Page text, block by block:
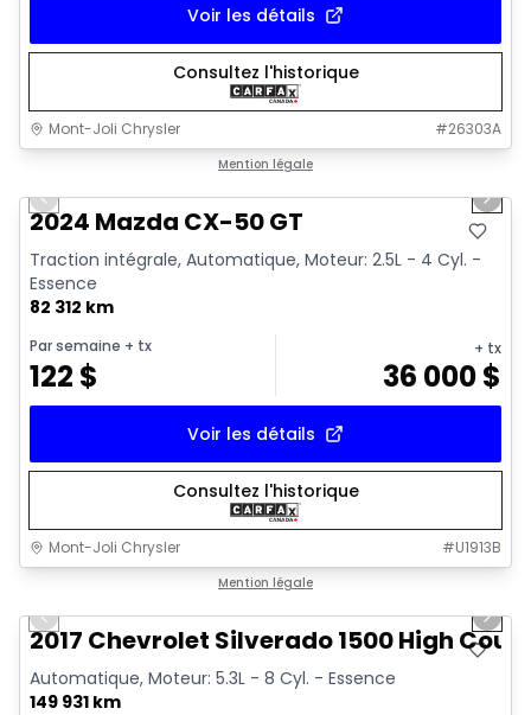
Voir les détails
Consultez l'historique
Mont-Joli Chrysler #26303A
Mention légale
Vidéo disponible
Previous slide Next
2024 Mazda CX-50 GT
Traction intégrale, Automatique, Moteur: 2.5L - 4 Cyl. -
Essence
82 312 km
Par semaine + tx
122 $
+ tx
36 000$
Voir les détails
Consultez l'historique
Mont-Joli Chrysler #U1913B
Mention légale
Vidéo disponible
Previous slide Next
2017 Chevrolet Silverado 1500 High
Automatique, Moteur: 5.3L - 8 Cyl. - Essence
149 931 km